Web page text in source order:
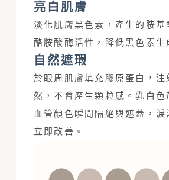
亮白肌膚
淡化肌膚黑色素，產生的胺基
酪胺酸酶活性，降低黑色素生
自然遮瑕
於眼周肌膚填充膠原蛋白，注
然，不會產生顆粒感。乳白色
血管顏色瞬間隔絕與遮蓋，淚
立即改善。